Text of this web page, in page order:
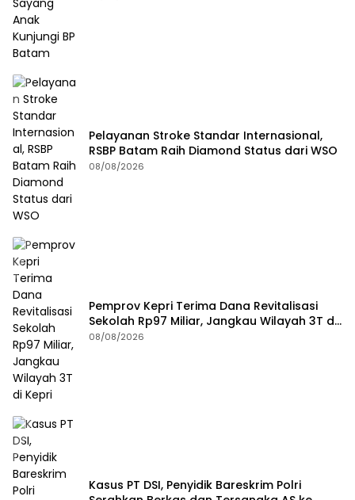
Pelayanan Stroke Standar Internasional,
RSBP Batam Raih Diamond Status dari WSO
08/08/2026
Pemprov Kepri Terima Dana Revitalisasi
Sekolah Rp97 Miliar, Jangkau Wilayah 3T di
Kepri
08/08/2026
Kasus PT DSI, Penyidik Bareskrim Polri